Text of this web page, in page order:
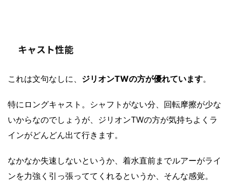
キャスト性能
これは文句なしに、 ジリオンTWの方が優れています。
特にロングキャスト。シャフトがない分、回転摩擦が少な
いからなのでしょうが、ジリオンTWの方が気持ちよくラ
インがどんどん出て行きます。
なかなか失速しないというか、着水直前までルアーがライ
ンを力強く引っ張っててくれるというか、そんな感覚。